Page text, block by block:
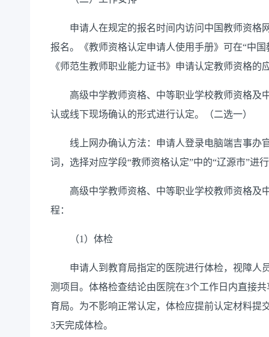
申请人在规定的报名时间内访问中国教师资格
报名。《教师资格认定申请人使用手册》可在“中
《师范生教师职业能力证书》申请认定教师资格
高级中学教师资格、中等职业学校教师资格及
认或线下现场确认的形式进行认定。（二选一）
线上网办确认方法：申请人登录电脑端吉事办
词，选择对应学段“教师资格认定”中的“辽源市”进
高级中学教师资格、中等职业学校教师资格及
程：
（1）体检
申请人到教育局指定的医院进行体检，视障人
测项目。体格检查结论由医院在3个工作日内直接
育局。为不影响正常认定，体检应提前认定材料提
3天完成体检。